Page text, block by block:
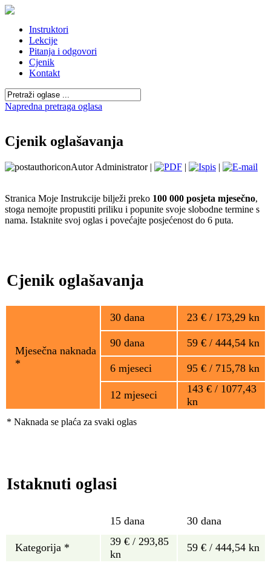
Instruktori
Lekcije
Pitanja i odgovori
Cjenik
Kontakt
Napredna pretraga oglasa
Cjenik oglašavanja
Autor Administrator | | |
Stranica Moje Instrukcije bilježi preko 100 000 posjeta mjesečno,
stoga nemojte propustiti priliku i popunite svoje slobodne termine s
nama. Istaknite svoj oglas i povećajte posjećenost do 6 puta.
Cjenik oglašavanja
Mjesečna naknada
*
30 dana 23 € / 173,29 kn
90 dana 59 € / 444,54 kn
6 mjeseci 95 € / 715,78 kn
12 mjeseci
143 € / 1077,43
kn
* Naknada se plaća za svaki oglas
Istaknuti oglasi
15 dana 30 dana
Kategorija *
39 € / 293,85
kn
59 € / 444,54 kn